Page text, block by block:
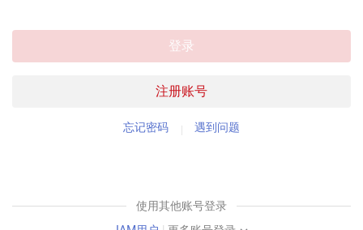
注册账号
登录
忘记密码 遇到问题
使用其他账号登录